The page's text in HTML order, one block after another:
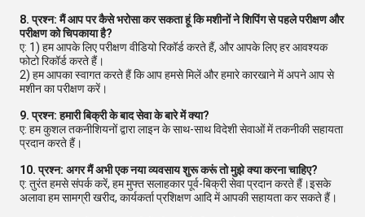
8. प्रश्न: मैं आप पर कैसे भरोसा कर सकता हूं कि मशीनों ने शिपिंग से पहले परीक्षण और
परीक्षण को चिपकाया है?
ए: 1) हम आपके लिए परीक्षण वीडियो रिकॉर्ड करते हैं, और आपके लिए हर आवश्यक
फोटो रिकॉर्ड करते हैं।
2) हम आपका स्वागत करते हैं कि आप हमसे मिलें और हमारे कारखाने में अपने आप से
मशीन का परीक्षण करें।
9. प्रश्न: हमारी बिक्री के बाद सेवा के बारे में क्या?
ए: हम कुशल तकनीशियनों द्वारा लाइन के साथ-साथ विदेशी सेवाओं में तकनीकी सहायता
प्रदान करते हैं।
10. प्रश्न: अगर मैं अभी एक नया व्यवसाय शुरू करूं तो मुझे क्या करना चाहिए?
ए: तुरंत हमसे संपर्क करें, हम मुफ्त सलाहकार पूर्व-बिक्री सेवा प्रदान करते हैं।इसके
अलावा हम सामग्री खरीद, कार्यकर्ता प्रशिक्षण आदि में आपकी सहायता कर सकते हैं।